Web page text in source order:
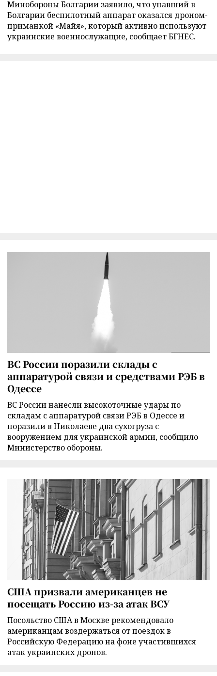
Минобороны Болгарии заявило, что упавший в
Болгарии беспилотный аппарат оказался дроном-
приманкой «Майя», который активно используют
украинские военнослужащие, сообщает БГНЕС.
ВС России поразили склады с
аппаратурой связи и средствами РЭБ в
Одессе
ВС России нанесли высокоточные удары по
складам с аппаратурой связи РЭБ в Одессе и
поразили в Николаеве два сухогруза с
вооружением для украинской армии, сообщило
Министерство обороны.
США призвали американцев не
посещать Россию из-за атак ВСУ
Посольство США в Москве рекомендовало
американцам воздержаться от поездок в
Российскую Федерацию на фоне участившихся
атак украинских дронов.